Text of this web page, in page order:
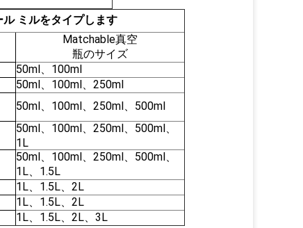
ミルをタイプします
Matchable真空
瓶のサイズ
50ml、100ml
50ml、100ml、250ml
50ml、100ml、250ml、500ml
50ml、100ml、250ml、500ml、
1L
50ml、100ml、250ml、500ml、
1L、1.5L
1L、1.5L、2L
1L、1.5L、2L
1L、1.5L、2L、3L